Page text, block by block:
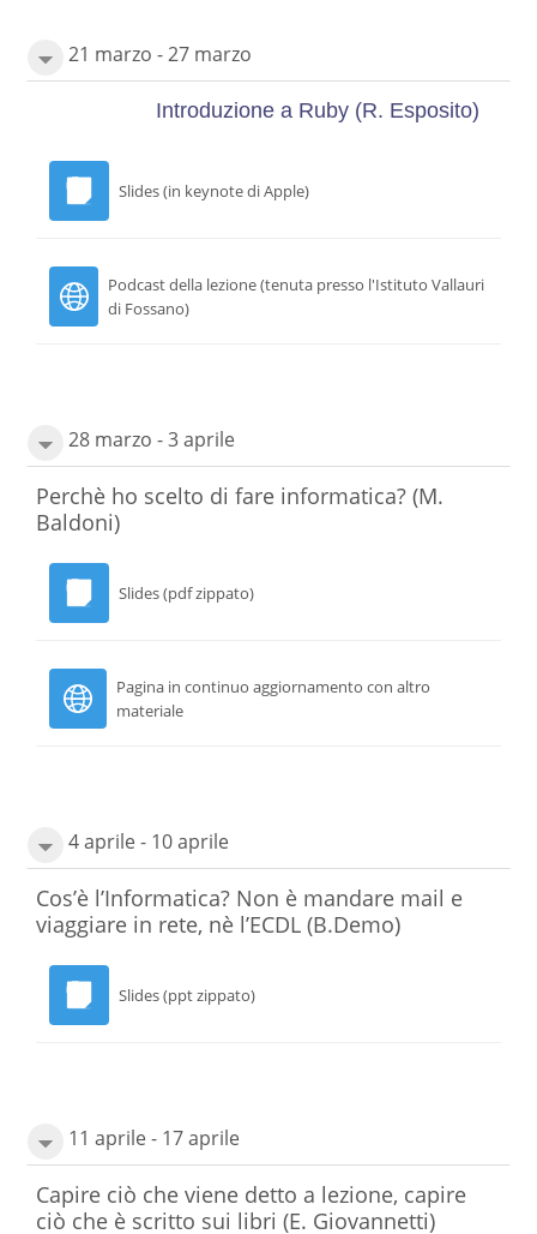
21 marzo - 27 marzo
Introduzione a Ruby (R. Esposito)
Slides (in keynote di Apple)
Podcast della lezione (tenuta presso l'Istituto Vallauri
di Fossano)
28 marzo - 3 aprile
Perchè ho scelto di fare informatica? (M.
Baldoni)
Slides (pdf zippato)
Pagina in continuo aggiornamento con altro
materiale
4 aprile - 10 aprile
Cos’è l’Informatica? Non è mandare mail e
viaggiare in rete, nè l’ECDL (B.Demo)
Slides (ppt zippato)
11 aprile - 17 aprile
Capire ciò che viene detto a lezione, capire
ciò che è scritto sui libri (E. Giovannetti)